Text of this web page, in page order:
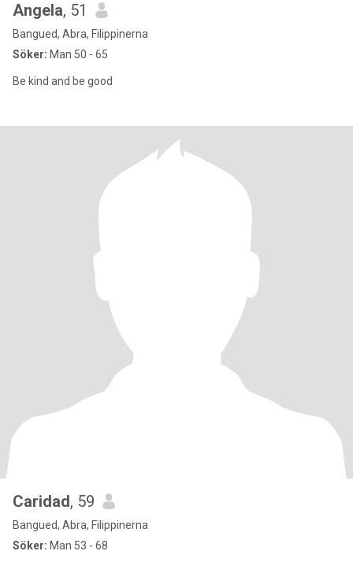
Angela, 51
Bangued, Abra, Filippinerna
Söker: Man 50 - 65
Be kind and be good
Caridad, 59
Bangued, Abra, Filippinerna
Söker: Man 53 - 68